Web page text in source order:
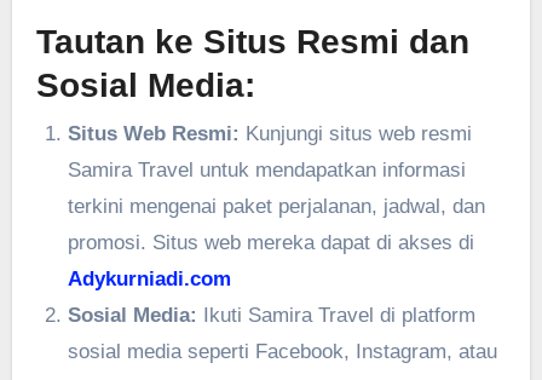
Tautan ke Situs Resmi dan
Sosial Media:
Situs Web Resmi: Kunjungi situs web resmi
Samira Travel untuk mendapatkan informasi
terkini mengenai paket perjalanan, jadwal, dan
promosi. Situs web mereka dapat di akses di
Adykurniadi.com
Sosial Media: Ikuti Samira Travel di platform
sosial media seperti Facebook, Instagram, atau